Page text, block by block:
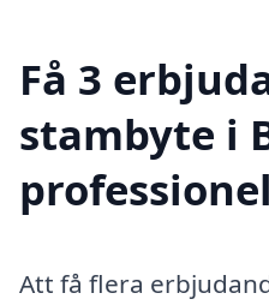
Få 3
stambyte i
Att få flera